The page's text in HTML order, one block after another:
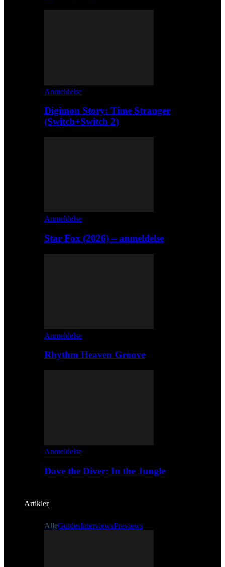
Anmeldelse
Digimon Story: Time Stranger
(Switch+Switch 2)
Anmeldelse
Star Fox (2026) – anmeldelse
Anmeldelse
Rhythm Heaven Groove
Anmeldelse
Dave the Diver: In the Jungle
Artikler
AlleGuidesInterviewsPreviews